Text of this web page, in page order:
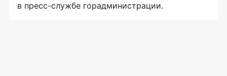
в пресс-службе горадминистрации.